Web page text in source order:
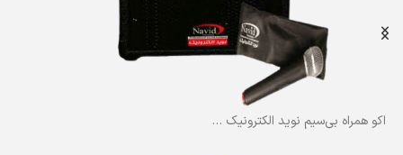
اکو همراه بی‌سیم نوید الکترونیک مدل PA-M624UBR